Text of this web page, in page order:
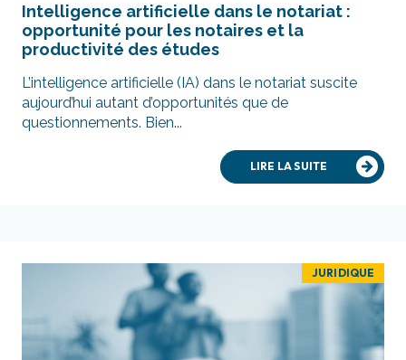
Intelligence artificielle dans le notariat :
opportunité pour les notaires et la
productivité des études
L’intelligence artificielle (IA) dans le notariat suscite
aujourd’hui autant d’opportunités que de
questionnements. Bien...
LIRE LA SUITE
JURIDIQUE